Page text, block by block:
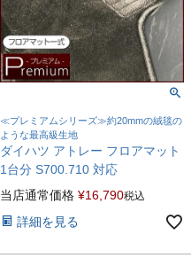
≪プレミアムシリーズ≫約20mmの絨毯の
ような最高級生地
ダイハツ アトレー フロアマット
1台分 S700.710 対応
当店通常価格 ¥16,790税込
詳細を見る